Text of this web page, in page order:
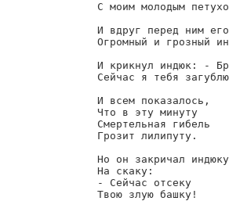
С моим молодым
И вдруг перед ним
Огромный и грозный
И крикнул индюк: -
Сейчас я тебя
        И всем показалось,
        Что в эту минуту
        Смертельная гибель
        Грозит лилипуту.
        Но он закричал индюку
        На скаку:
        - Сейчас отсеку
        Твою злую башку!